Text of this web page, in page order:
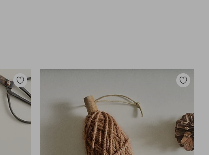
Legg
til
favoritter
Legg